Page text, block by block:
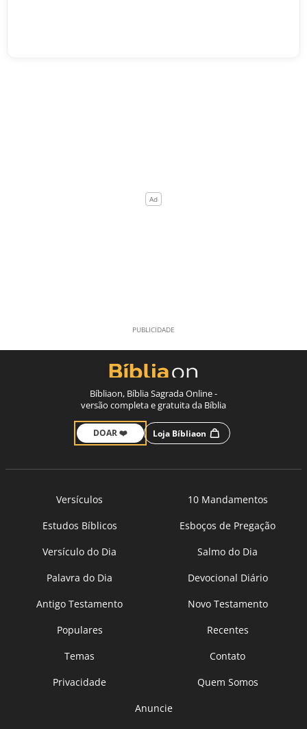
Bíbliaon, Bíblia Sagrada Online -
versão completa e gratuita da Bíblia
DOAR ❤️ Loja Bíbliaon
Versículos
10 Mandamentos
Estudos Bíblicos
Esboços de Pregação
Versículo do Dia
Salmo do Dia
Palavra do Dia
Devocional Diário
Antigo Testamento
Novo Testamento
Populares
Recentes
Temas
Contato
Privacidade
Quem Somos
Anuncie